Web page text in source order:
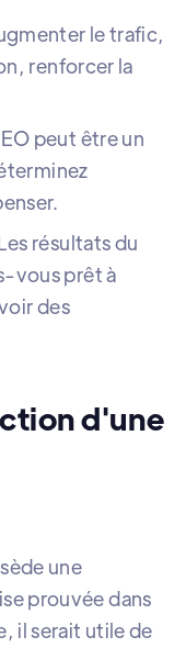
le trafic,
renforcer la
peut être un
résultats du
vous prêt à
des
d'une
une
prouvée dans
il serait utile de